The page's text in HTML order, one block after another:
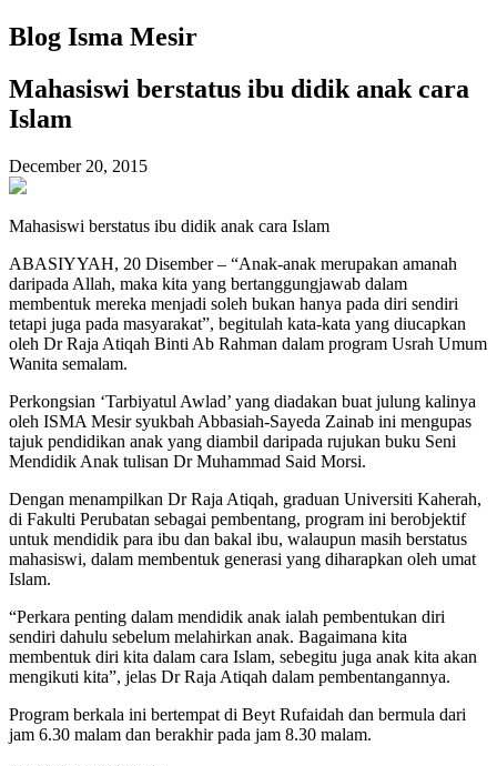
Blog Isma Mesir
Mahasiswi berstatus ibu didik anak cara
Islam
December 20, 2015
Mahasiswi berstatus ibu didik anak cara Islam
ABASIYYAH, 20 Disember – “Anak-anak merupakan amanah
daripada Allah, maka kita yang bertanggungjawab dalam
membentuk mereka menjadi soleh bukan hanya pada diri sendiri
tetapi juga pada masyarakat”, begitulah kata-kata yang diucapkan
oleh Dr Raja Atiqah Binti Ab Rahman dalam program Usrah Umum
Wanita semalam.
Perkongsian ‘Tarbiyatul Awlad’ yang diadakan buat julung kalinya
oleh ISMA Mesir syukbah Abbasiah-Sayeda Zainab ini mengupas
tajuk pendidikan anak yang diambil daripada rujukan buku Seni
Mendidik Anak tulisan Dr Muhammad Said Morsi.
Dengan menampilkan Dr Raja Atiqah, graduan Universiti Kaherah,
di Fakulti Perubatan sebagai pembentang, program ini berobjektif
untuk mendidik para ibu dan bakal ibu, walaupun masih berstatus
mahasiswi, dalam membentuk generasi yang diharapkan oleh umat
Islam.
“Perkara penting dalam mendidik anak ialah pembentukan diri
sendiri dahulu sebelum melahirkan anak. Bagaimana kita
membentuk diri kita dalam cara Islam, sebegitu juga anak kita akan
mengikuti kita”, jelas Dr Raja Atiqah dalam pembentangannya.
Program berkala ini bertempat di Beyt Rufaidah dan bermula dari
jam 6.30 malam dan berakhir pada jam 8.30 malam.